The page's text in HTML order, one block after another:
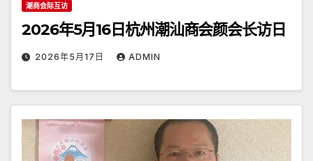
潮商会际互访
2026年5月16日杭州潮汕商会颜会长访日
2026年5月17日 ADMIN